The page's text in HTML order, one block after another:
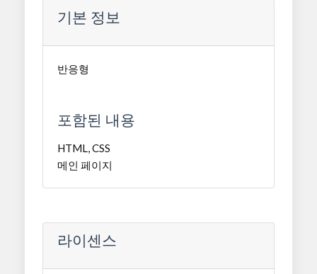
기본 정보
반응형
포함된 내용
HTML, CSS
메인 페이지
라이센스